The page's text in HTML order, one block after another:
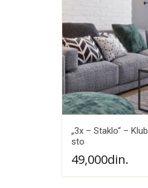
„3x – Staklo“ – Klub
sto
49,000din.